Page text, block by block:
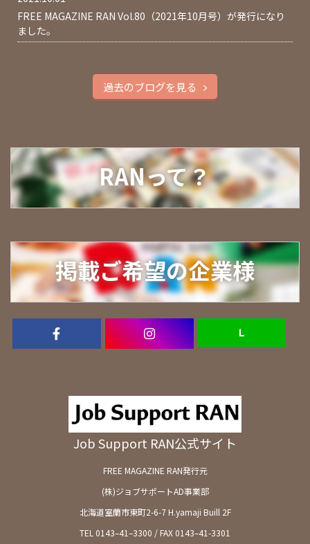
FREE MAGAZINE RAN Vol.80（2021年10月号）が発行になり
ました。
過去のブログを見る
RANって？
掲載ご希望の企業様
Ｌ
Job Support RAN公式サイト
FREE MAGAZINE RAN発行元
(株)ジョブサポートAD事業部
北海道室蘭市東町2-6-7 H.yamaji Buill 2F
TEL 0143–41–3300 / FAX 0143–41-3301